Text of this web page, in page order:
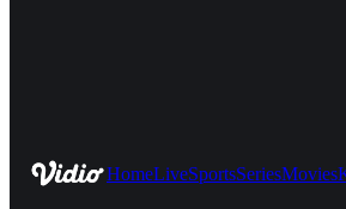
HomeLiveSportsSeriesMovies